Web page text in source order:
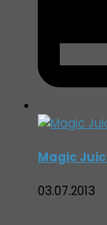
Magic
03.07.2013